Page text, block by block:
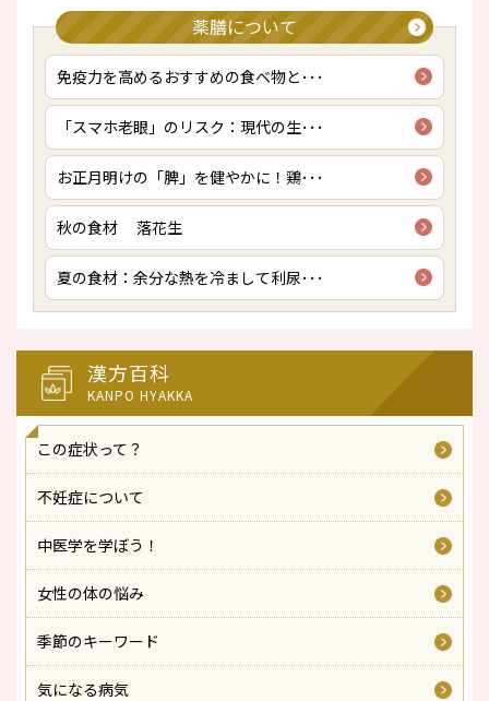
薬膳について
免疫力を高めるおすすめの食べ物と･･･
「スマホ老眼」のリスク：現代の生･･･
お正月明けの「脾」を健やかに！鶏･･･
秋の食材 落花生
夏の食材：余分な熱を冷まして利尿･･･
漢方百科
KANPO HYAKKA
この症状って？
不妊症について
中医学を学ぼう！
女性の体の悩み
季節のキーワード
気になる病気